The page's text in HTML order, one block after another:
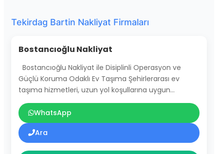
Tekirdag Bartin Nakliyat Firmaları
Bostancıoğlu Nakliyat
Bostancıoğlu Nakliyat ile Disiplinli Operasyon ve
Güçlü Koruma Odaklı Ev Taşıma Şehirlerarası ev
taşıma hizmetleri, uzun yol koşullarına uygun…
WhatsApp
Ara